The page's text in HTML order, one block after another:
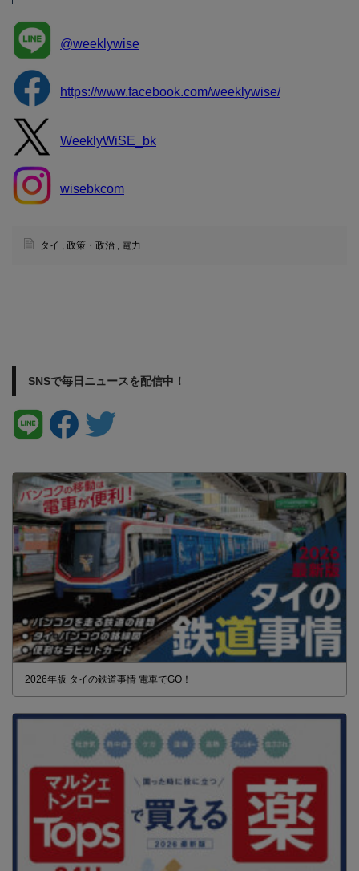
@weeklywise
https://www.facebook.com/weeklywise/
WeeklyWiSE_bk
wisebkcom
タイ , 政策・政治 , 電力
SNSで毎日ニュースを配信中！
2026年版 タイの鉄道事情 電車でGO！